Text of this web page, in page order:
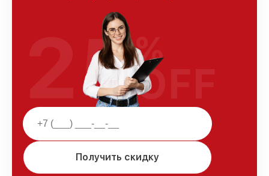
Получить скидку
25%
OFF